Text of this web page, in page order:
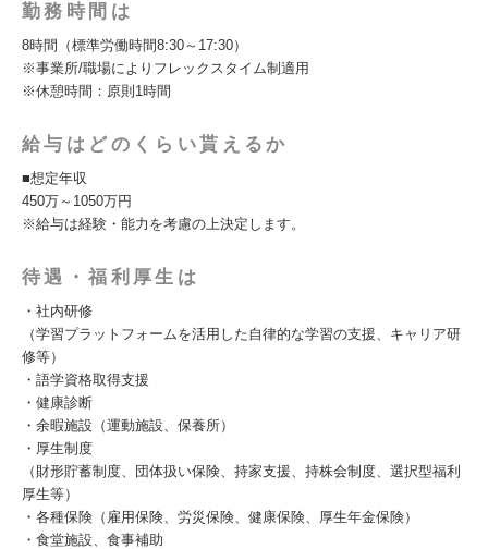
勤務時間は
8時間（標準労働時間8:30～17:30）
※事業所/職場によりフレックスタイム制適用
※休憩時間：原則1時間
給与はどのくらい貰えるか
■想定年収
450万～1050万円
※給与は経験・能力を考慮の上決定します。
待遇・福利厚生は
・社内研修
（学習プラットフォームを活用した自律的な学習の支援、キャリア研
修等）
・語学資格取得支援
・健康診断
・余暇施設（運動施設、保養所）
・厚生制度
（財形貯蓄制度、団体扱い保険、持家支援、持株会制度、選択型福利
厚生等）
・各種保険（雇用保険、労災保険、健康保険、厚生年金保険）
・食堂施設、食事補助